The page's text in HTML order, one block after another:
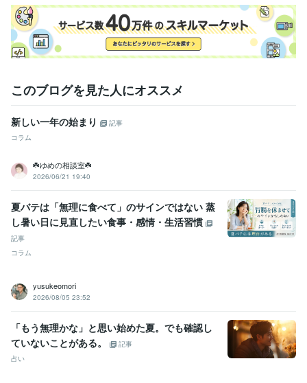
このブログを見た人にオススメ
新しい一年の始まり
記事
コラム
☘️ゆめの相談室☘️
2026/06/21 19:40
夏バテは「無理に食べて」のサインではない 蒸
し暑い日に見直したい食事・感情・生活習慣
記事
コラム
yusukeomori
2026/08/05 23:52
「もう無理かな」と思い始めた夏。でも確認し
ていないことがある。
記事
占い